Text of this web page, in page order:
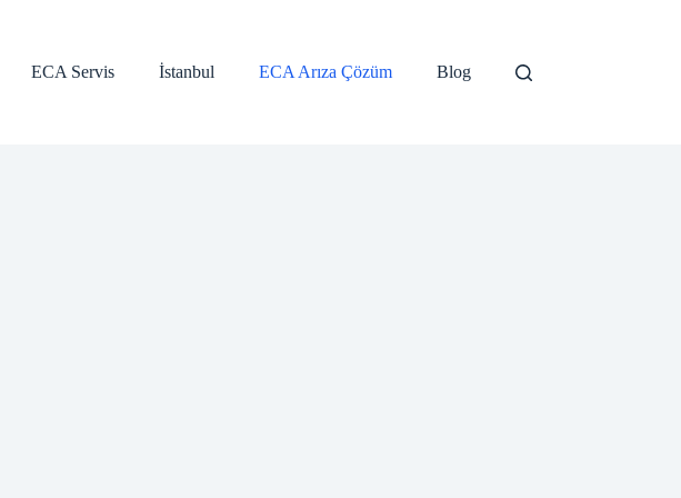
ECA Servis
İstanbul ECA Arıza Çözüm Blog